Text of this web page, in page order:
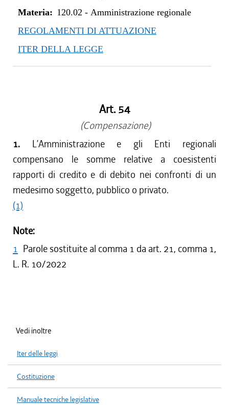
Materia: 120.02 - Amministrazione regionale
REGOLAMENTI DI ATTUAZIONE
ITER DELLA LEGGE
Art. 54
(Compensazione)
1. L’Amministrazione e gli Enti regionali
compensano le somme relative a coesistenti
rapporti di credito e di debito nei confronti di un
medesimo soggetto, pubblico o privato.
(1)
Note:
1 Parole sostituite al comma 1 da art. 21, comma 1,
L. R. 10/2022
Vedi inoltre
Iter delle leggi
Costituzione
Manuale tecniche legislative